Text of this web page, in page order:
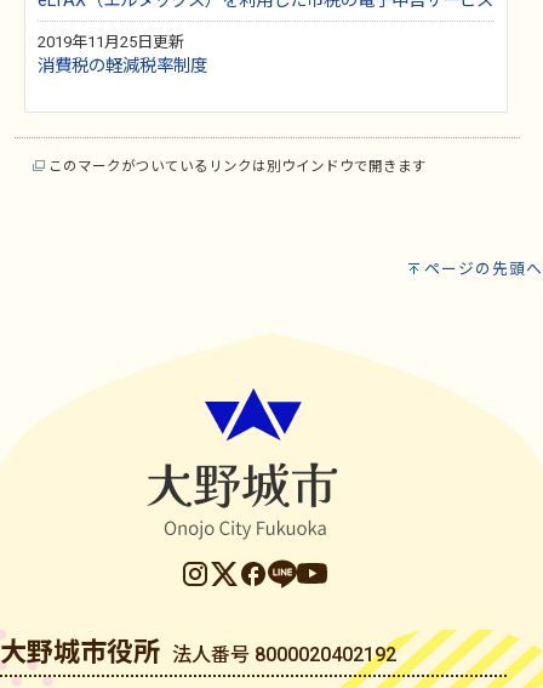
2019年11月25日更新
消費税の軽減税率制度
このマークがついているリンクは別ウインドウで開きます
ページの先頭へ
大野城市役所 法人番号 8000020402192